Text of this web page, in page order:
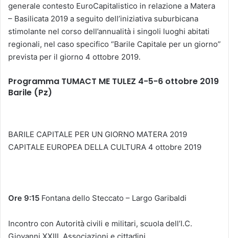
generale contesto EuroCapitalistico in relazione a Matera
– Basilicata 2019 a seguito dell’iniziativa suburbicana
stimolante nel corso dell’annualità i singoli luoghi abitati
regionali, nel caso specifico “Barile Capitale per un giorno”
prevista per il giorno 4 ottobre 2019.
Programma TUMACT ME TULEZ 4-5-6 ottobre 2019
Barile (Pz)
BARILE CAPITALE PER UN GIORNO MATERA 2019
CAPITALE EUROPEA DELLA CULTURA 4 ottobre 2019
Ore 9:15 Fontana dello Steccato – Largo Garibaldi
Incontro con Autorità civili e militari, scuola dell’I.C.